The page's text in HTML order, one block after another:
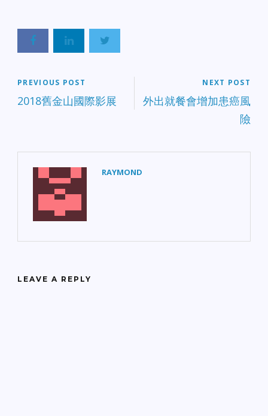
PREVIOUS POST
2018舊金山國際影展
NEXT POST
外出就餐會增加患癌風
險
RAYMOND
LEAVE A REPLY